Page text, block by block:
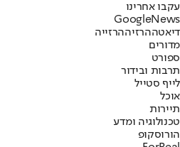
עקבו אחרינו
Googl eNews
דיאטההרזיההרזייה
מדורים
ספורט
תרבות ובידור
לייף סטייל
אוכל
תיירות
טכנולוגיה ומדע
הורוסקופ